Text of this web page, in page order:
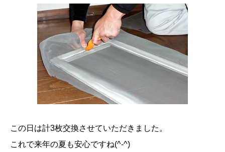
この日は計3枚交換させていただきました。
これで来年の夏も安心ですね(^-^)